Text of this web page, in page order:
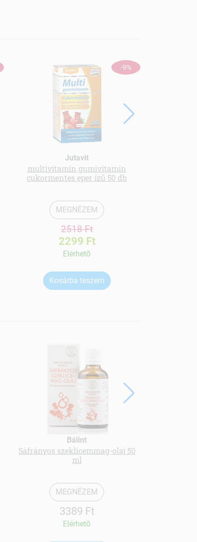
-9%
Jutavit
multivitamin gumivitamin
cukormentes eper ízű 50 db
MEGNÉZEM
2518 Ft
2299 Ft
Elérhetõ
Kosárba teszem
Bálint
Sáfrányos szeklicemmag-olaj 50
ml
MEGNÉZEM
3389 Ft
Elérhetõ